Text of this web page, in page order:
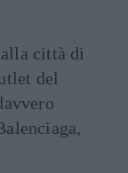
città di
del